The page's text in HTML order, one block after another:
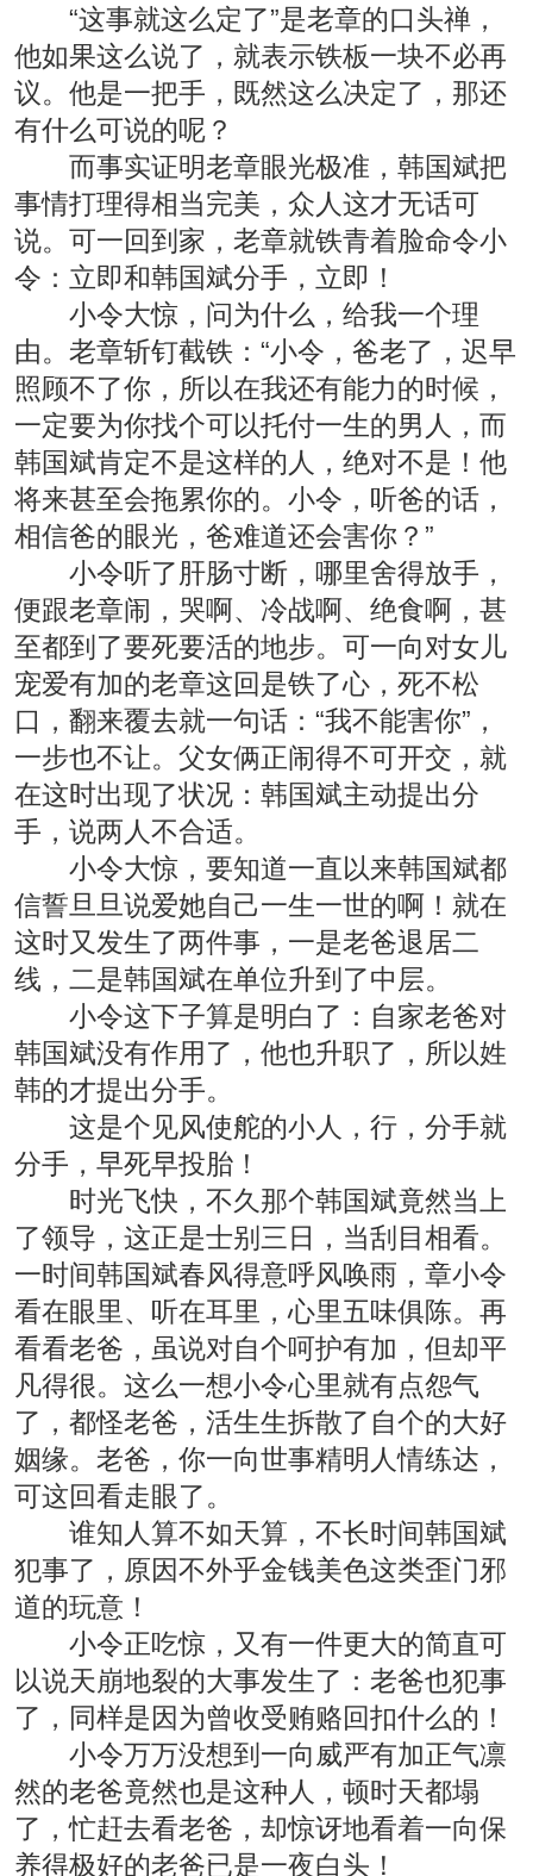
“这事就这么定了”是老章的口头禅，
他如果这么说了，就表示铁板一块不必再
议。他是一把手，既然这么决定了，那还
有什么可说的呢？
而事实证明老章眼光极准，韩国斌把
事情打理得相当完美，众人这才无话可
说。可一回到家，老章就铁青着脸命令小
令：立即和韩国斌分手，立即！
小令大惊，问为什么，给我一个理
由。老章斩钉截铁：“小令，爸老了，迟早
照顾不了你，所以在我还有能力的时候，
一定要为你找个可以托付一生的男人，而
韩国斌肯定不是这样的人，绝对不是！他
将来甚至会拖累你的。小令，听爸的话，
相信爸的眼光，爸难道还会害你？”
小令听了肝肠寸断，哪里舍得放手，
便跟老章闹，哭啊、冷战啊、绝食啊，甚
至都到了要死要活的地步。可一向对女儿
宠爱有加的老章这回是铁了心，死不松
口，翻来覆去就一句话：“我不能害你”，
一步也不让。父女俩正闹得不可开交，就
在这时出现了状况：韩国斌主动提出分
手，说两人不合适。
小令大惊，要知道一直以来韩国斌都
信誓旦旦说爱她自己一生一世的啊！就在
这时又发生了两件事，一是老爸退居二
线，二是韩国斌在单位升到了中层。
小令这下子算是明白了：自家老爸对
韩国斌没有作用了，他也升职了，所以姓
韩的才提出分手。
这是个见风使舵的小人，行，分手就
分手，早死早投胎！
时光飞快，不久那个韩国斌竟然当上
了领导，这正是士别三日，当刮目相看。
一时间韩国斌春风得意呼风唤雨，章小令
看在眼里、听在耳里，心里五味俱陈。再
看看老爸，虽说对自个呵护有加，但却平
凡得很。这么一想小令心里就有点怨气
了，都怪老爸，活生生拆散了自个的大好
姻缘。老爸，你一向世事精明人情练达，
可这回看走眼了。
谁知人算不如天算，不长时间韩国斌
犯事了，原因不外乎金钱美色这类歪门邪
道的玩意！
小令正吃惊，又有一件更大的简直可
以说天崩地裂的大事发生了：老爸也犯事
了，同样是因为曾收受贿赂回扣什么的！
小令万万没想到一向威严有加正气凛
然的老爸竟然也是这种人，顿时天都塌
了，忙赶去看老爸，却惊讶地看着一向保
养得极好的老爸已是一夜白头！